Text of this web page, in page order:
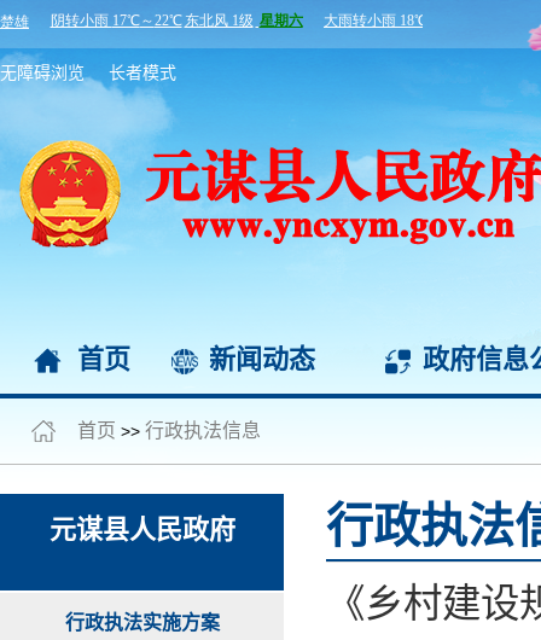
无障碍浏览 长者模式
首页 新闻动态 政府信息
首页 >> 行政执法信息
元谋县人民政府
行政执法实施方案
行政执法
《乡村建